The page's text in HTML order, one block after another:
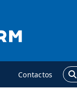
Contactos